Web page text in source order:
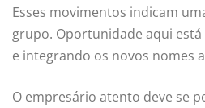
Esses movimentos indicam
grupo. Oportunidade aqui
e integrando os novos nomes
O empresário atento deve se